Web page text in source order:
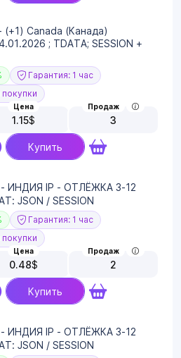
(+1) Canada (Канада)
; TDATA; SESSION +
Гарантия: 1 час
Цена
1.15$
Продаж
3
Купить
- ИНДИЯ IP - ОТЛЁЖКА 3-12
JSON / SESSION
Гарантия: 1 час
Цена
0.48$
Продаж
2
Купить
- ИНДИЯ IP - ОТЛЁЖКА 3-12
JSON / SESSION